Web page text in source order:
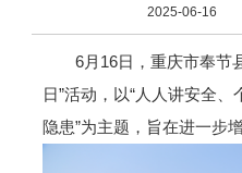
2025-06-16
6月16日，重庆市奉节县
日”活动，以“人人讲安全
隐患”为主题，旨在进一步